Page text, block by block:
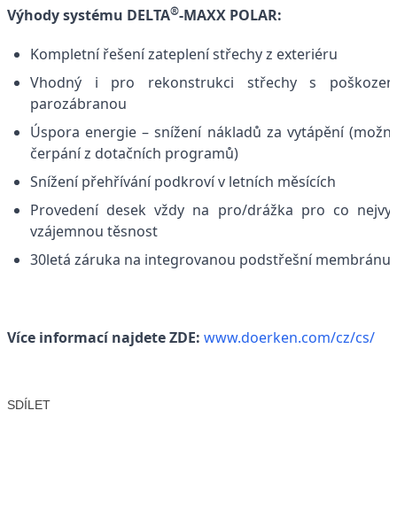
Výhody systému DELTA®-MAXX POLAR:
Kompletní řešení zateplení střechy z exteriéru
Vhodný i pro rekonstrukci střechy s
parozábranou
Úspora energie – snížení nákladů za vytápění
čerpání z dotačních programů)
Snížení přehřívání podkroví v letních měsících
Provedení desek vždy na pro/drážka pro co
vzájemnou těsnost
30letá záruka na integrovanou podstřešní membránu
Více informací najdete ZDE: www.doerken.com/cz/cs/
SDÍLET